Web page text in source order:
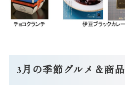
3月の季節グルメ＆商品